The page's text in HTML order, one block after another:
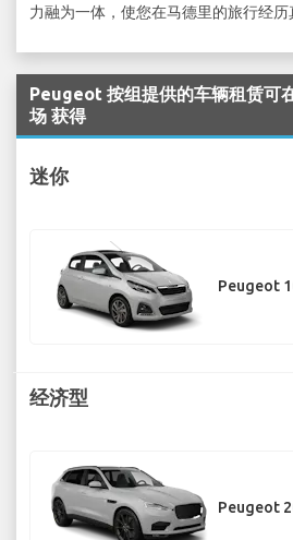
力融为一体，使您在马德里的旅行经历
Peugeot 按组提供的车辆租赁可
场 获得
迷你
Peugeot
经济型
Peugeot